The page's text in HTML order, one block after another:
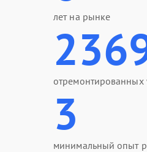
лет на рынке
отремонтированных
3
минимальный опыт